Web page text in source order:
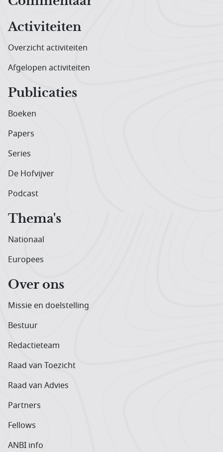
Activiteiten
Overzicht activiteiten
Afgelopen activiteiten
Publicaties
Boeken
Papers
Series
De Hofvijver
Podcast
Thema's
Nationaal
Europees
Over ons
Missie en doelstelling
Bestuur
Redactieteam
Raad van Toezicht
Raad van Advies
Partners
Fellows
ANBI info